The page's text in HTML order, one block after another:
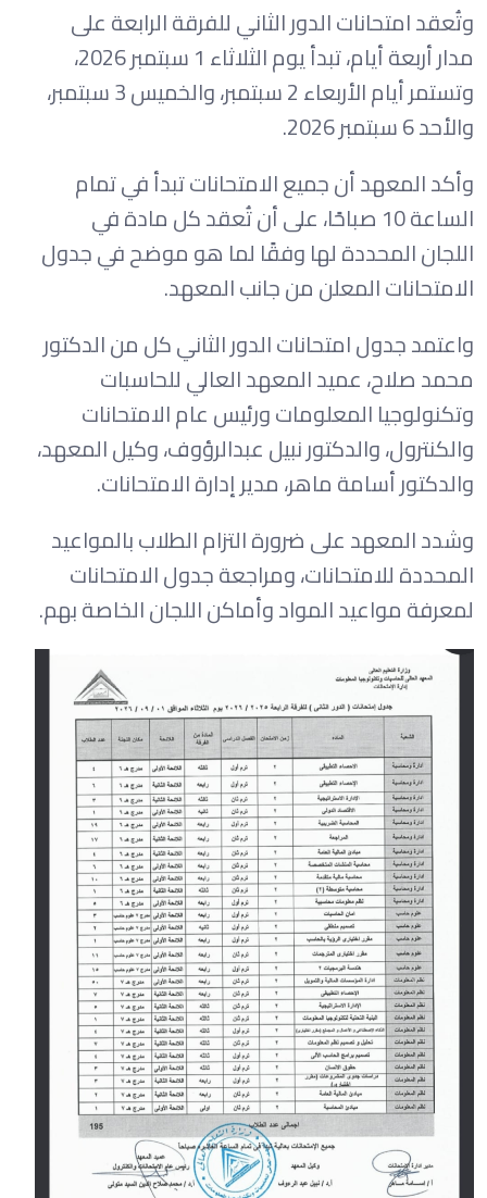
وتُعقد امتحانات الدور الثاني للفرقة الرابعة على
مدار أربعة أيام، تبدأ يوم الثلاثاء 1 سبتمبر 2026،
وتستمر أيام الأربعاء 2 سبتمبر، والخميس 3 سبتمبر،
والأحد 6 سبتمبر 2026.
وأكد المعهد أن جميع الامتحانات تبدأ في تمام
الساعة 10 صباحًا، على أن تُعقد كل مادة في
اللجان المحددة لها وفقًا لما هو موضح في جدول
الامتحانات المعلن من جانب المعهد.
واعتمد جدول امتحانات الدور الثاني كل من الدكتور
محمد صلاح، عميد المعهد العالي للحاسبات
وتكنولوجيا المعلومات ورئيس عام الامتحانات
والكنترول، والدكتور نبيل عبدالرؤوف، وكيل المعهد،
والدكتور أسامة ماهر، مدير إدارة الامتحانات.
وشدد المعهد على ضرورة التزام الطلاب بالمواعيد
المحددة للامتحانات، ومراجعة جدول الامتحانات
لمعرفة مواعيد المواد وأماكن اللجان الخاصة بهم.